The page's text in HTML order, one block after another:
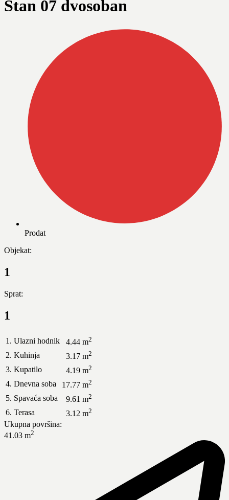
Stan 07 dvosoban
Prodat
Objekat:
1
Sprat:
1
1. Ulazni hodnik 4.44 m2
2. Kuhinja 3.17 m2
3. Kupatilo 4.19 m2
4. Dnevna soba 17.77 m2
5. Spavaća soba 9.61 m2
6. Terasa 3.12 m2
Ukupna površina:
41.03 m2